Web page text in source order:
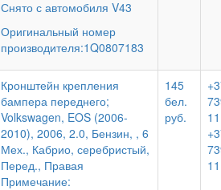
Снято с автомобиля V43
Оригинальный номер
производителя:1Q0807183
Кронштейн крепления
бампера переднего;
Volkswagen, EOS (2006-
2010), 2006, 2.0, Бензин, , 6
Мех., Кабрио, серебристый,
Перед., Правая
Примечание:
145
бел.
руб.
11
11